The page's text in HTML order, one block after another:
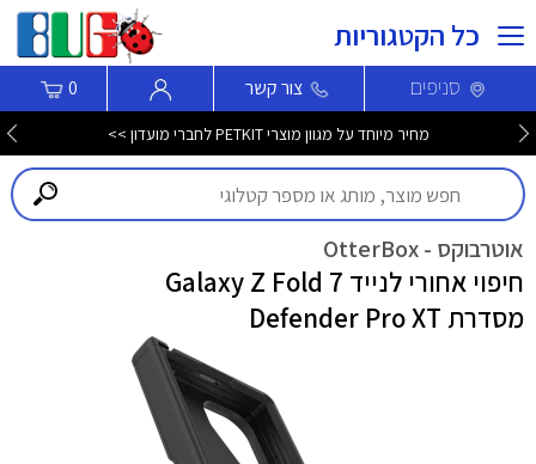
כל הקטגוריות
סניפים צור קשר 0
מחיר מיוחד על מגוון מוצרי PETKIT לחברי מועדון >>
אוטרבוקס - OtterBox
חיפוי אחורי לנייד Galaxy Z Fold 7
מסדרת Defender Pro XT